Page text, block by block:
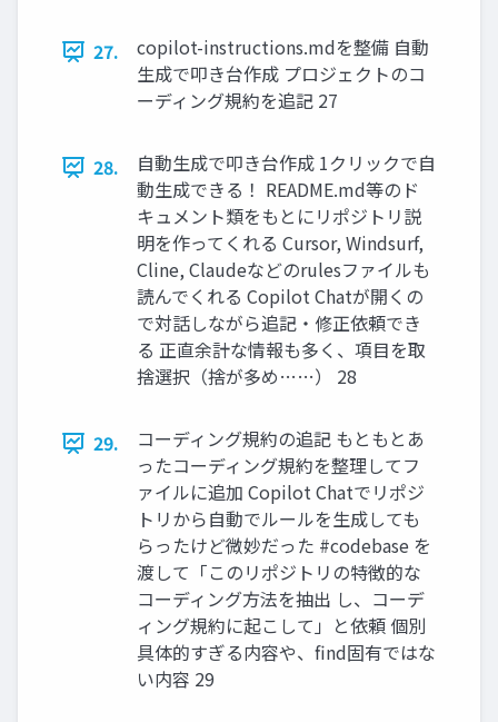
27.
copilot-instructions.mdを整備 自動
生成で叩き台作成 プロジェクトのコ
ーディング規約を追記 27
28.
自動生成で叩き台作成 1クリックで自
動生成できる！ README.md等のド
キュメント類をもとにリポジトリ説
明を作ってくれる Cursor, Windsurf,
Cline, Claudeなどのrulesファイルも
読んでくれる Copilot Chatが開くの
で対話しながら追記・修正依頼でき
る 正直余計な情報も多く、項目を取
捨選択（捨が多め……） 28
29.
コーディング規約の追記 もともとあ
ったコーディング規約を整理してフ
ァイルに追加 Copilot Chatでリポジ
トリから自動でルールを生成しても
らったけど微妙だった #codebase を
渡して「このリポジトリの特徴的な
コーディング方法を抽出 し、コーデ
ィング規約に起こして」と依頼 個別
具体的すぎる内容や、find固有ではな
い内容 29